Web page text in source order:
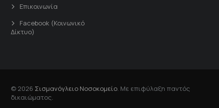
Επικοινωνία
Facebook (Κοινωνικό
Δίκτυο)
© 2026 Σισμανόγλειο Νοσοκομείο . Με επιφύλαξη παντός
δικαιώματος.